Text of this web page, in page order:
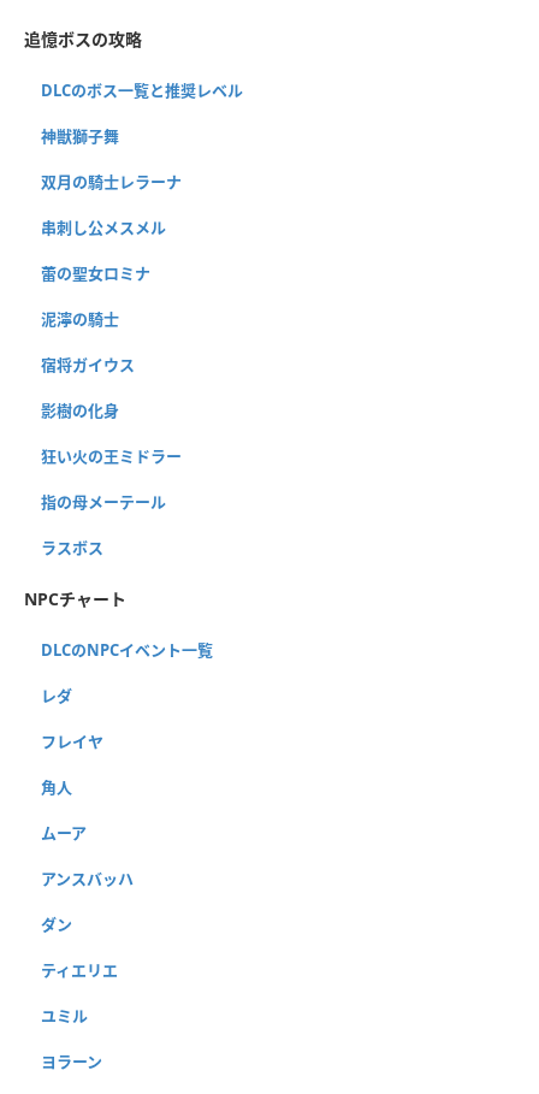
追憶ボスの攻略
DLCのボス一覧と推奨レベル
神獣獅子舞
双月の騎士レラーナ
串刺し公メスメル
蕾の聖女ロミナ
泥濘の騎士
宿将ガイウス
影樹の化身
狂い火の王ミドラー
指の母メーテール
ラスボス
NPCチャート
DLCのNPCイベント一覧
レダ
フレイヤ
角人
ムーア
アンスバッハ
ダン
ティエリエ
ユミル
ヨラーン